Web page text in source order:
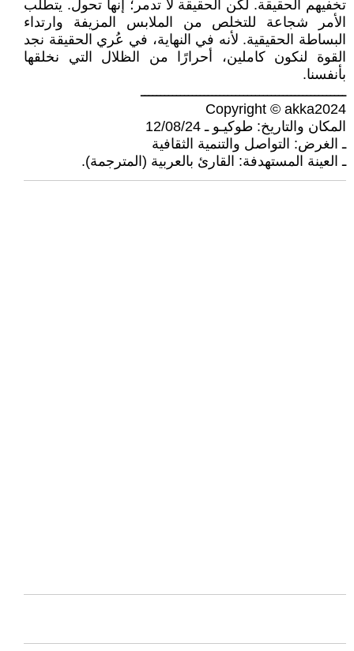
تخفيهم الحقيقة. لكن الحقيقة لا تدمر؛ إنها تحول. يتطلب
الأمر شجاعة للتخلص من الملابس المزيفة وارتداء
البساطة الحقيقية. لأنه في النهاية، في عُري الحقيقة نجد
القوة لنكون كاملين، أحرارًا من الظلال التي نخلقها
بأنفسنا.
ــــــــــــــــــــــــــــــــــــــــــــــــــــ
Copyright © akka2024
المكان والتاريخ: طوكيـو ـ 12/08/24
ـ الغرض: التواصل والتنمية الثقافية
ـ العينة المستهدفة: القارئ بالعربية (المترجمة).